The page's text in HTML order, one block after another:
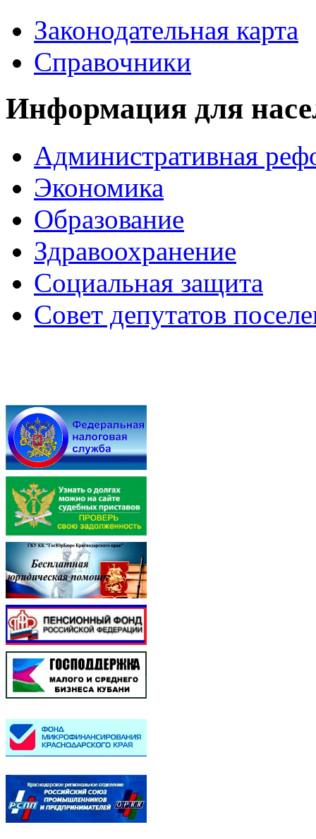
Законодательная карта
Справочники
Информация для
Административная
Экономика
Образование
Здравоохранение
Социальная защита
Совет депутатов